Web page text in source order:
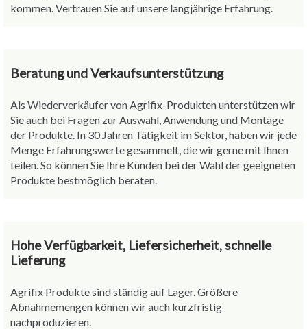
kommen. Vertrauen Sie auf unsere langjährige Erfahrung.
Beratung und Verkaufsunterstützung
Als Wiederverkäufer von Agrifix-Produkten unterstützen wir
Sie auch bei Fragen zur Auswahl, Anwendung und Montage
der Produkte. In 30 Jahren Tätigkeit im Sektor, haben wir jede
Menge Erfahrungswerte gesammelt, die wir gerne mit Ihnen
teilen. So können Sie Ihre Kunden bei der Wahl der geeigneten
Produkte bestmöglich beraten.
Hohe Verfügbarkeit, Liefersicherheit, schnelle
Lieferung
Agrifix Produkte sind ständig auf Lager. Größere
Abnahmemengen können wir auch kurzfristig
nachproduzieren.